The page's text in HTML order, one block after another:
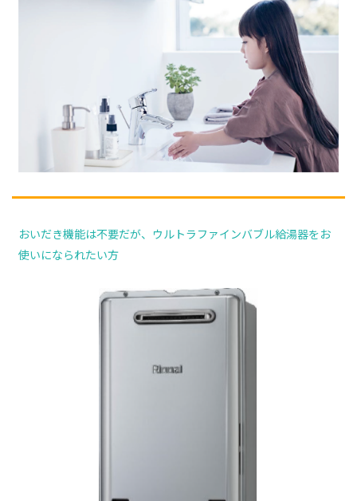
おいだき機能は不要だが、ウルトラファインバブル給湯器をお
使いになられたい方